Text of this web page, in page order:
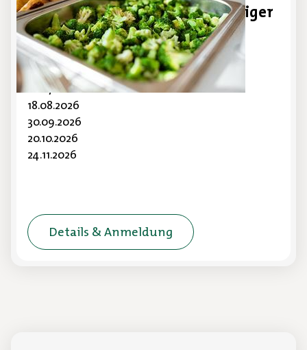
Kochen mit apetito für Einsteiger
Präsenz-Seminar in Rheine
Ein Seminartag für MULTI PLUS Kunden
01.07.2026
18.08.2026
30.09.2026
20.10.2026
24.11.2026
Details & Anmeldung